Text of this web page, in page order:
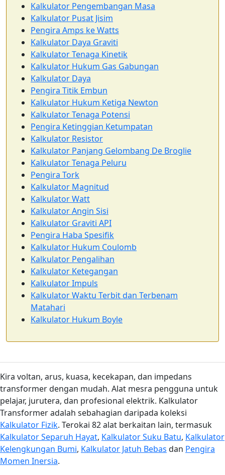
Kalkulator Pengembangan Masa
Kalkulator Pusat Jisim
Pengira Amps ke Watts
Kalkulator Daya Graviti
Kalkulator Tenaga Kinetik
Kalkulator Hukum Gas Gabungan
Kalkulator Daya
Pengira Titik Embun
Kalkulator Hukum Ketiga Newton
Kalkulator Tenaga Potensi
Pengira Ketinggian Ketumpatan
Kalkulator Resistor
Kalkulator Panjang Gelombang De Broglie
Kalkulator Tenaga Peluru
Pengira Tork
Kalkulator Magnitud
Kalkulator Watt
Kalkulator Angin Sisi
Kalkulator Graviti API
Pengira Haba Spesifik
Kalkulator Hukum Coulomb
Kalkulator Pengalihan
Kalkulator Ketegangan
Kalkulator Impuls
Kalkulator Waktu Terbit dan Terbenam
Matahari
Kalkulator Hukum Boyle
Kira voltan, arus, kuasa, kecekapan, dan impedans
transformer dengan mudah. Alat mesra pengguna untuk
pelajar, jurutera, dan profesional elektrik. Kalkulator
Transformer adalah sebahagian daripada koleksi
Kalkulator Fizik. Terokai 82 alat berkaitan lain, termasuk
Kalkulator Separuh Hayat, Kalkulator Suku Batu, Kalkulator
Kelengkungan Bumi, Kalkulator Jatuh Bebas dan Pengira
Momen Inersia.